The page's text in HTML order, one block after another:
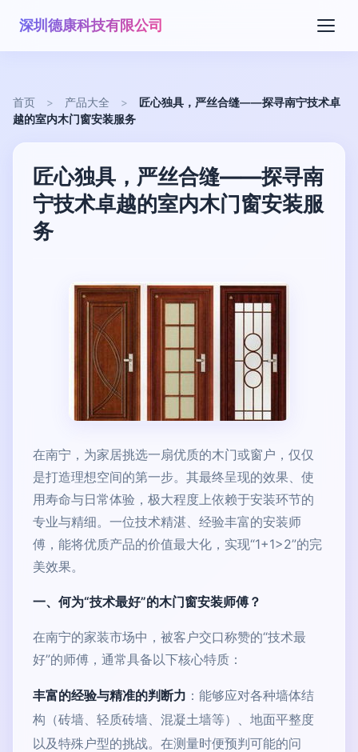
深圳德康科技有限公司
首页 > 产品大全 >
匠心独具，严丝合缝——探寻南宁技术卓
越的室内木门窗安装服务
匠心独具，严丝合缝——探寻南
宁技术卓越的室内木门窗安装服
务
在南宁，为家居挑选一扇优质的木门或窗户，仅仅
是打造理想空间的第一步。其最终呈现的效果、使
用寿命与日常体验，极大程度上依赖于安装环节的
专业与精细。一位技术精湛、经验丰富的安装师
傅，能将优质产品的价值最大化，实现“1+1>2”的完
美效果。
一、何为“技术最好”的木门窗安装师傅？
在南宁的家装市场中，被客户交口称赞的“技术最
好”的师傅，通常具备以下核心特质：
丰富的经验与精准的判断力 ：能够应对各种墙体结
构（砖墙、轻质砖墙、混凝土墙等）、地面平整度
以及特殊户型的挑战。在测量时便预判可能的问